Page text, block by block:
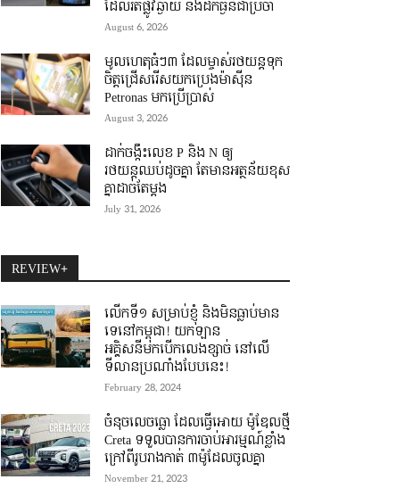
ដែលរត់ផ្លូវឆ្ងាយ និងដឹកធ្ងន់ជាប្រចាំ
August 6, 2026
មូលហេតុធំៗ៣ ដែលម្ចាស់រថយន្តទុក
ចិត្តជ្រើសរើសយកប្រេងម៉ាស៊ីន
Petronas មកប្រើប្រាស់
August 3, 2026
ដាក់ចង្កឹះលេខ P និង N ឲ្យ
រថយន្តឈប់ដូចគ្នា តែមានអត្ថន័យខុស
គ្នាដាច់តែម្តង
July 31, 2026
REVIEW+
លើកទី១ សម្រាប់ខ្ញុំ និងមិនធ្លាប់មាន
ទេនៅកម្ពុជា! យកឡាន
អគ្គិសនីមកបើកលេងខ្សាច់ នៅលើ
ទីលានប្រណាំងបែបនេះ!
February 28, 2024
ចំនុចលេចធ្លោ ដែលធ្វើអោយ ម៉ូឌែលថ្មី
Creta ទទួលបានការចាប់អារម្មណ៍ខ្លាំង
ក្រៅពីរូបរាងកាត់ ៣ម៉ូដែលចូលគ្នា
November 21, 2023